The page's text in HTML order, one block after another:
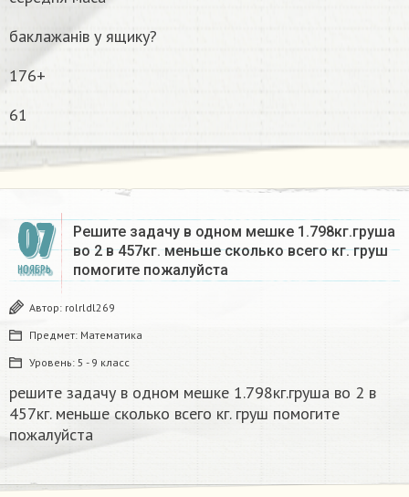
баклажанів у ящику?
176+
61
07
НОЯБРЬ
Решите задачу в одном мешке 1.798кг.груша
во 2 в 457кг. меньше сколько всего кг. груш
помогите пожалуйста​
Автор: rolrldl269
Предмет: Математика
Уровень: 5 - 9 класс
решите задачу в одном мешке 1.798кг.груша во 2 в
457кг. меньше сколько всего кг. груш помогите
пожалуйста​